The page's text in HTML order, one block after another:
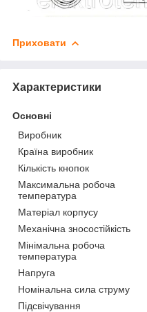
Приховати
Характеристики
Основні
Виробник
Країна виробник
Кількість кнопок
Максимальна робоча
температура
Матеріал корпусу
Механічна зносостійкість
Мінімальна робоча
температура
Напруга
Номінальна сила струму
Підсвічування